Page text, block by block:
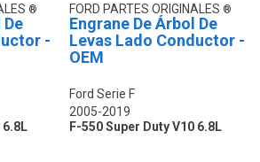
-
6.8L
FORD PARTES ORIGINALES
Engrane De Árbol De
Levas Lado Conductor -
OEM
Ford Serie F
2005-2019
F-550 Super Duty V10 6.8L